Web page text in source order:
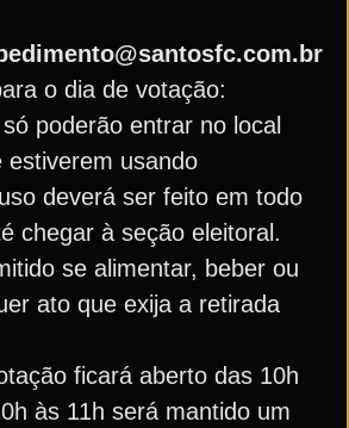
o dia de votação:
poderão entrar no local
estiverem usando
deverá ser feito em todo
chegar à seção eleitoral.
se alimentar, beber ou
ato que exija a retirada
ficará aberto das 10h
às 11h será mantido um